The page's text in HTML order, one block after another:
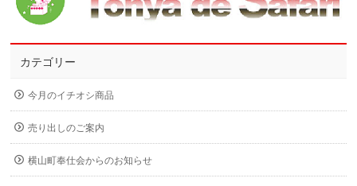
カテゴリー
今月のイチオシ商品
売り出しのご案内
横山町奉仕会からのお知らせ